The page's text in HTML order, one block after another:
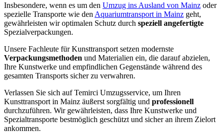
Insbesondere, wenn es um den Umzug ins Ausland von Mainz oder
spezielle Transporte wie den Aquariumtransport in Mainz geht,
gewährleisten wir optimalen Schutz durch speziell angefertigte
Spezialverpackungen.
Unsere Fachleute für Kunsttransport setzen modernste
Verpackungsmethoden und Materialien ein, die darauf abzielen,
Ihre Kunstwerke und empfindlichen Gegenstände während des
gesamten Transports sicher zu verwahren.
Verlassen Sie sich auf Temirci Umzugsservice, um Ihren
Kunsttransport in Mainz äußerst sorgfältig und professionell
durchzuführen. Wir gewährleisten, dass Ihre Kunstwerke und
Spezialtransporte bestmöglich geschützt und sicher an ihrem Zielort
ankommen.